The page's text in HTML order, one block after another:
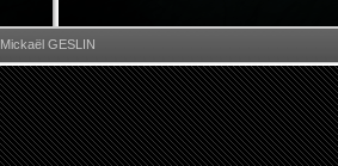
Mickaël GESLIN